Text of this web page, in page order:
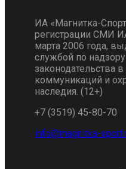
ИА «Магнитка-
регистрации СМИ
марта 2006 года,
службой по
законодательства
коммуникаций и
наследия. (12+)
+7 (3519) 45-80-70